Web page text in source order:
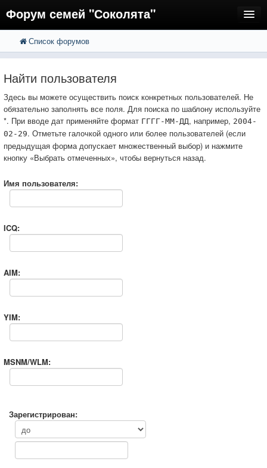
Форум семей "Соколята"
FAQ
Вход
Список форумов
Найти пользователя
Здесь вы можете осуществить поиск конкретных пользователей. Не
обязательно заполнять все поля. Для поиска по шаблону используйте
*. При вводе дат применяйте формат ГГГГ-ММ-ДД, например, 2004-
02-29. Отметьте галочкой одного или более пользователей (если
предыдущая форма допускает множественный выбор) и нажмите
кнопку «Выбрать отмеченных», чтобы вернуться назад.
Имя пользователя:
ICQ:
AIM:
YIM:
MSNM/WLM:
Зарегистрирован: